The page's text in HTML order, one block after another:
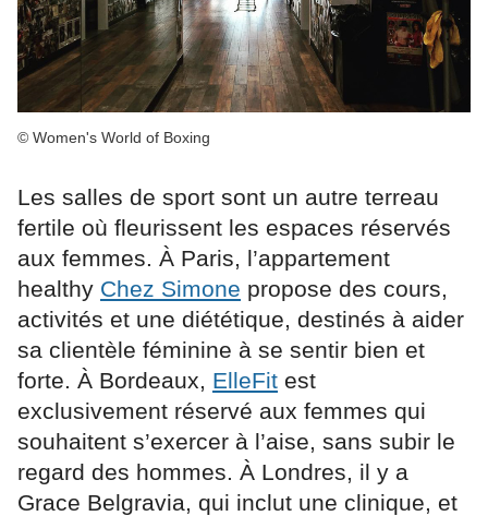
© Women's World of Boxing
Les salles de sport sont un autre terreau
fertile où fleurissent les espaces réservés
aux femmes. À Paris, l’appartement
healthy Chez Simone propose des cours,
activités et une diététique, destinés à aider
sa clientèle féminine à se sentir bien et
forte. À Bordeaux, ElleFit est
exclusivement réservé aux femmes qui
souhaitent s’exercer à l’aise, sans subir le
regard des hommes. À Londres, il y a
Grace Belgravia, qui inclut une clinique, et